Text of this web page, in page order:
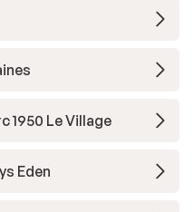
1950 Le Village
Eden